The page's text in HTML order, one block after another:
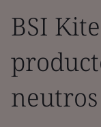
BSI